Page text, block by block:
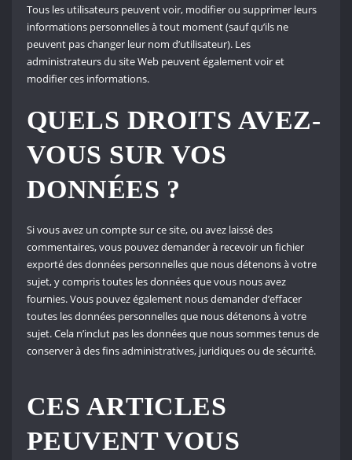
Tous les utilisateurs peuvent voir, modifier ou supprimer leurs
informations personnelles à tout moment (sauf qu’ils ne
peuvent pas changer leur nom d’utilisateur). Les
administrateurs du site Web peuvent également voir et
modifier ces informations.
QUELS DROITS AVEZ-
VOUS SUR VOS
DONNÉES ?
Si vous avez un compte sur ce site, ou avez laissé des
commentaires, vous pouvez demander à recevoir un fichier
exporté des données personnelles que nous détenons à votre
sujet, y compris toutes les données que vous nous avez
fournies. Vous pouvez également nous demander d’effacer
toutes les données personnelles que nous détenons à votre
sujet. Cela n’inclut pas les données que nous sommes tenus de
conserver à des fins administratives, juridiques ou de sécurité.
CES ARTICLES
PEUVENT VOUS